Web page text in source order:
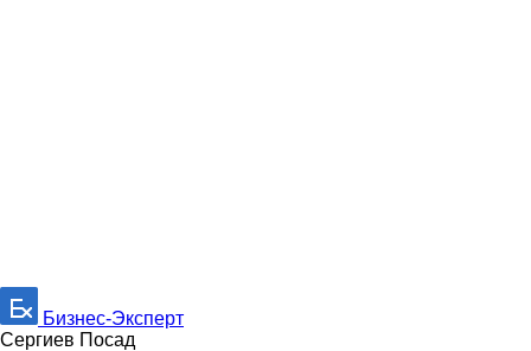
Бизнес-Эксперт
Сергиев Посад